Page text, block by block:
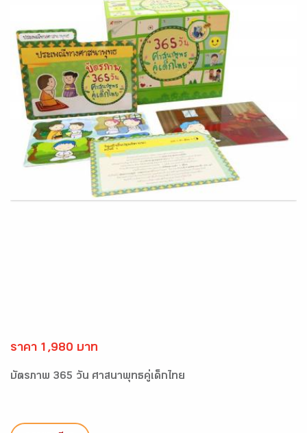
ราคา 1,980 บาท
บัตรภาพ 365 วัน ศาสนาพุทธคู่เด็กไทย